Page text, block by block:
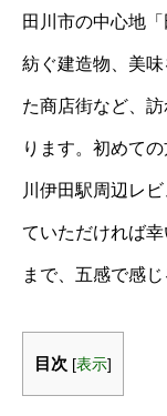
田川市の中心地
紡ぐ建造物、美
た商店街など、
ります。初めて
川伊田駅周辺レ
ていただければ
まで、五感で感
目次 [表示]